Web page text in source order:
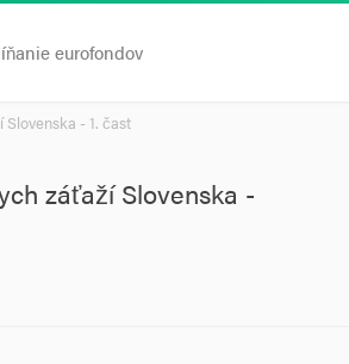
eurofondov
- 1. čast
záťaží Slovenska -